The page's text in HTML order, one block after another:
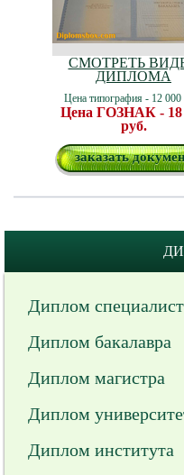
СМОТРЕТЬ
ДИПЛОМА
Цена типография - 12 000
Цена ГОЗНАК - 18
руб.
заказать
Диплом
Диплом бакалавра
Диплом магистра
Диплом
Диплом института